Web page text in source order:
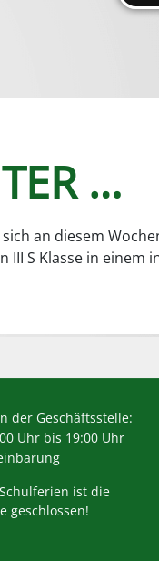
…
an diesem
III S Klasse in
der Geschäftsstelle:
Uhr bis 19:00 Uhr
ist die
geschlossen!